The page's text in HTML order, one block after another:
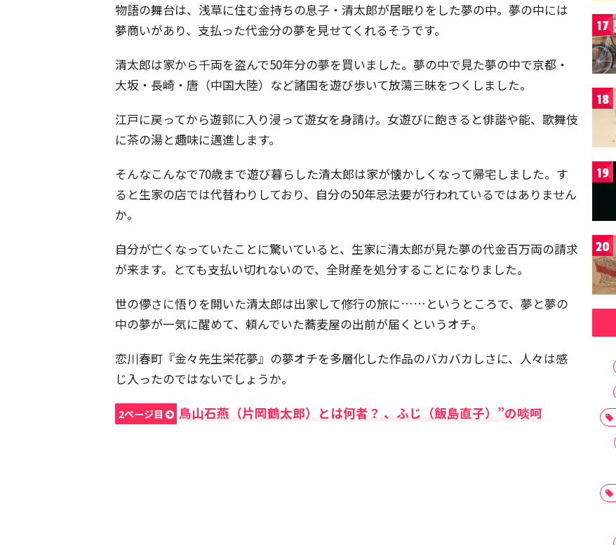
物語の舞台は、浅草に住む金持ちの息子・清太郎が居眠りをした夢の中。夢の中には
夢商いがあり、支払った代金分の夢を見せてくれるそうです。
清太郎は家から千両を盗んで50年分の夢を買いました。夢の中で見た夢の中で京都・
大坂・長崎・唐（中国大陸）など諸国を遊び歩いて放蕩三昧をつくしました。
江戸に戻ってから遊郭に入り浸って遊女を身請け。女遊びに飽きると俳諧や能、歌舞伎
に茶の湯と趣味に邁進します。
そんなこんなで70歳まで遊び暮らした清太郎は家が懐かしくなって帰宅しました。す
ると生家の店では代替わりしており、自分の50年忌法要が行われているではありません
か。
自分が亡くなっていたことに驚いていると、生家に清太郎が見た夢の代金百万両の請求
が来ます。とても支払い切れないので、全財産を処分することになりました。
世の儚さに悟りを開いた清太郎は出家して修行の旅に……というところで、夢と夢の
中の夢が一気に醒めて、頼んでいた蕎麦屋の出前が届くというオチ。
恋川春町『金々先生栄花夢』の夢オチを多層化した作品のバカバカしさに、人々は感
じ入ったのではないでしょうか。
2ページ目 鳥山石燕（片岡鶴太郎）とは何者？ 、ふじ（飯島直子）”の啖呵
17
18
19
20